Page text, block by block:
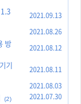
2021.09.13
2021.08.26
방
2021.08.12
기
2021.08.11
2021.08.03
(2) 2021.07.30